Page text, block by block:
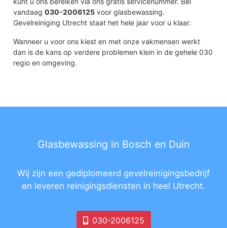
vandaag030-2006125 voor glasbewassing.
Gevelreiniging Utrecht staat het hele jaar voor u klaar.
Wanneer u voor ons kiest en met onze vakmensen werkt
dan is de kans op verdere problemen klein in de gehele 030
regio en omgeving.
Glasbewassing in Bosch en Duin
Wij zijn een gediplomeerd gevelreinigingsbedrijf
en leveren reinigingsdiensten in heel Utrecht.
030-2006125